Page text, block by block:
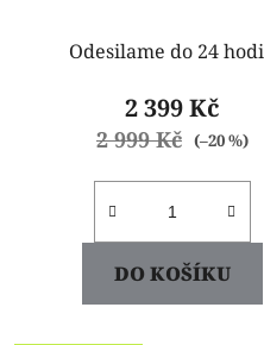
Odesilame do 24
2 399 Kč
2 999 Kč (–20 %)
DO KOŠÍKU